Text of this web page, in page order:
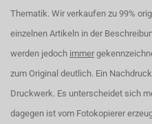
Thematik. Wir verkaufen zu 99%
einzelnen Artikeln in der
werden jedoch immer
zum Original deutlich. Ein
Druckwerk. Es unterscheidet sich
dagegen ist vom Fotokopierer